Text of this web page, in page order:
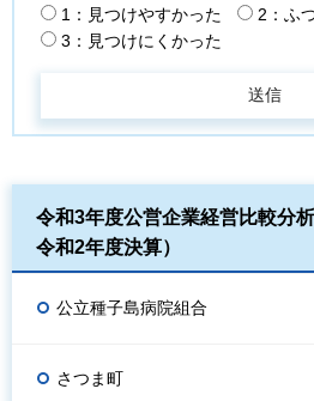
1：見つけやすかった
2：ふ
3：見つけにくかった
令和3年度公営企業経営比較分
令和2年度決算）
公立種子島病院組合
さつま町